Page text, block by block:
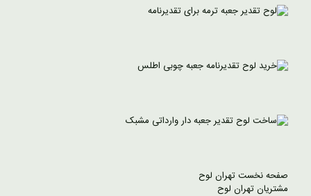
صفحه نخست تهران لوح
مشتریان تهران لوح